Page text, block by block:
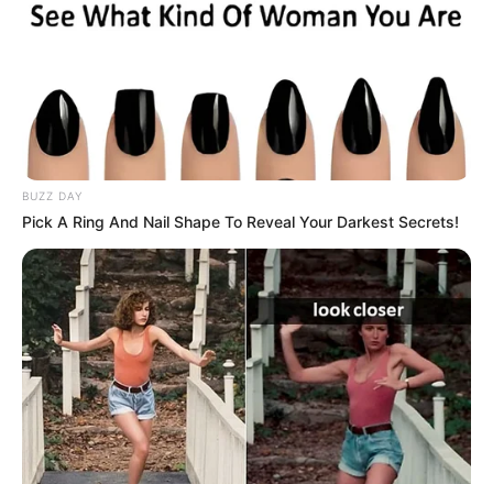
BUZZ DAY
Pick A Ring And Nail Shape To Reveal Your Darkest Secrets!